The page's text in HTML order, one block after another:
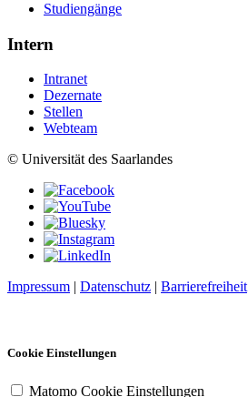
Studiengänge
Intern
Intranet
Dezernate
Stellen
Webteam
© Universität des Saarlandes
Impressum | Datenschutz | Barrierefreiheit
Cookie Einstellungen
Matomo Cookie Einstellungen